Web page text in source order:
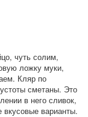
чуть солим,
ложку муки,
Кляр по
сметаны. Это
в него сливок,
варианты.